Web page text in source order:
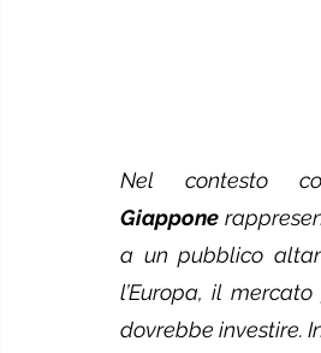
Nel contesto
Giappone
a un pubblico
l’Europa, il
dovrebbe investire.